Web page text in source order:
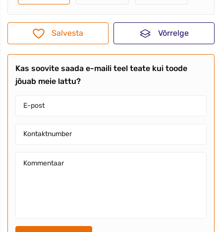
Salvesta Võrrelge
Kas soovite saada e-maili teel teate kui toode
jõuab meie lattu?